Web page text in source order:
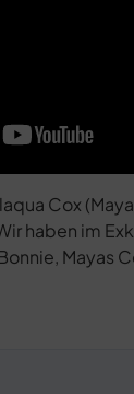
Cox
haben im
Mayas